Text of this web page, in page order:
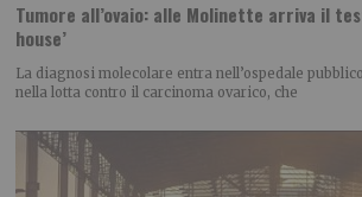
Tumore all’ovaio: alle Molinette arriva il
house’
La diagnosi molecolare entra nell’ospedale
nella lotta contro il carcinoma ovarico, che